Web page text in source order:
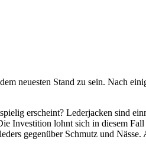
neuesten Stand zu sein. Nach
erscheint? Lederjacken sind
Investition lohnt sich in diesem
gegenüber Schmutz und